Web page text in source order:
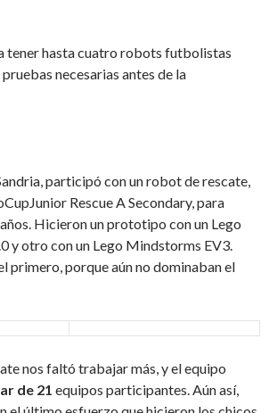
tener hasta cuatro robots futbolistas
necesarias antes de la
participó con un robot de rescate,
Rescue A Secondary, para
Hicieron un prototipo con un Lego
y otro con un Lego Mindstorms EV3.
primero, porque aún no dominaban el
nos faltó trabajar más, y el equipo
de 21 equipos participantes. Aún así,